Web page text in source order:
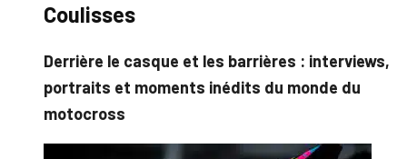
Coulisses
Derrière le casque et les barrières : interviews,
portraits et moments inédits du monde du
motocross